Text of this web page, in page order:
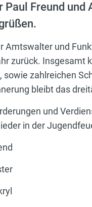
Paul Freund
Amtswalter und
zurück. Insgesamt
sowie zahlreichen
bleibt das
und
in der